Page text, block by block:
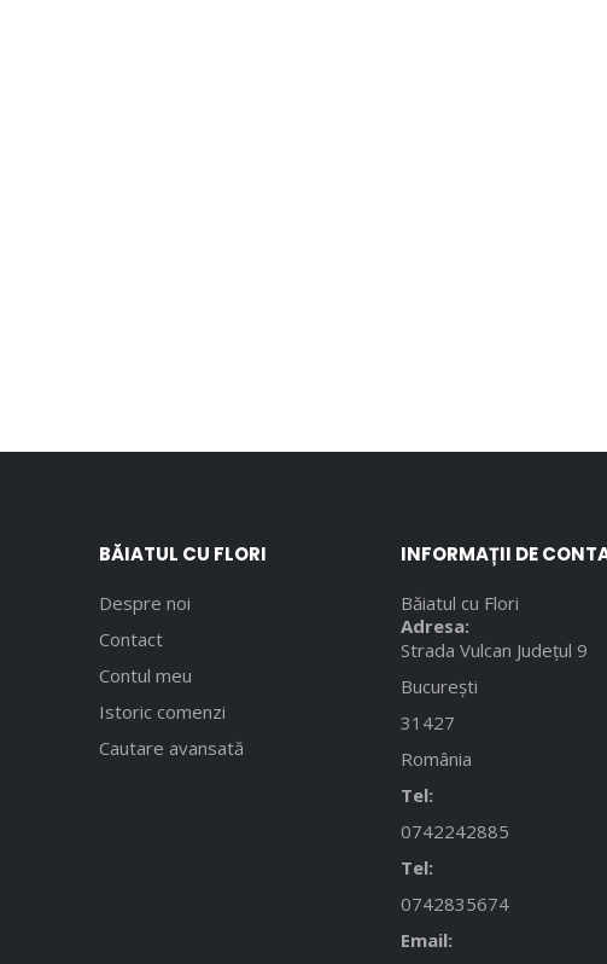
BĂIATUL CU FLORI
Despre noi
Contact
Contul meu
Istoric comenzi
Cautare avansată
INFORMAȚII DE
Băiatul cu Flori
Adresa:
Strada Vulcan Județul 9
București
31427
România
Tel:
0742242885
Tel:
0742835674
Email: